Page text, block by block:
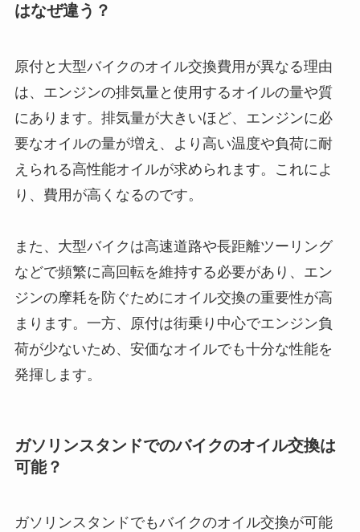
はなぜ違う？
原付と大型バイクのオイル交換費用が異なる理由
は、エンジンの排気量と使用するオイルの量や質
にあります。排気量が大きいほど、エンジンに必
要なオイルの量が増え、より高い温度や負荷に耐
えられる高性能オイルが求められます。これによ
り、費用が高くなるのです。
また、大型バイクは高速道路や長距離ツーリング
などで頻繁に高回転を維持する必要があり、エン
ジンの摩耗を防ぐためにオイル交換の重要性が高
まります。一方、原付は街乗り中心でエンジン負
荷が少ないため、安価なオイルでも十分な性能を
発揮します。
ガソリンスタンドでのバイクのオイル交換は
可能？
ガソリンスタンドでもバイクのオイル交換が可能